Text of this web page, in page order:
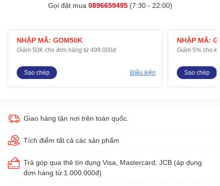
Gọi đặt mua 0896659495(7:30 - 22:00)
NHẬP MÃ: GOM50K
Giảm 50K cho đơn hàng từ 499.000đ
Sao chép Điều kiện
NHẬP MÃ:
Giảm 5% cho
Sao chép
Giao hàng tận nơi trên toàn quốc.
Tích điểm tất cả các sản phẩm
Trả góp qua thẻ tín dụng Visa, Mastercard, JCB (áp dụng
đơn hàng từ 1.000.000đ)